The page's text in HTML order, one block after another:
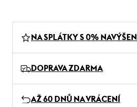
NA SPLÁTKY S 0% NAVÝŠENÍ
DOPRAVA ZDARMA
AŽ 60 DNŮ NA VRÁCENÍ